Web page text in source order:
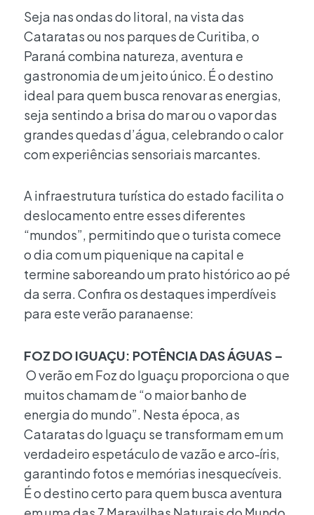
Seja nas ondas do litoral, na vista das
Cataratas ou nos parques de Curitiba, o
Paraná combina natureza, aventura e
gastronomia de um jeito único. É o destino
ideal para quem busca renovar as energias,
seja sentindo a brisa do mar ou o vapor das
grandes quedas d’água, celebrando o calor
com experiências sensoriais marcantes.
A infraestrutura turística do estado facilita o
deslocamento entre esses diferentes
“mundos”, permitindo que o turista comece
o dia com um piquenique na capital e
termine saboreando um prato histórico ao pé
da serra. Confira os destaques imperdíveis
para este verão paranaense:
FOZ DO IGUAÇU: POTÊNCIA DAS ÁGUAS –
O verão em Foz do Iguaçu proporciona o que
muitos chamam de “o maior banho de
energia do mundo”. Nesta época, as
Cataratas do Iguaçu se transformam em um
verdadeiro espetáculo de vazão e arco-íris,
garantindo fotos e memórias inesquecíveis.
É o destino certo para quem busca aventura